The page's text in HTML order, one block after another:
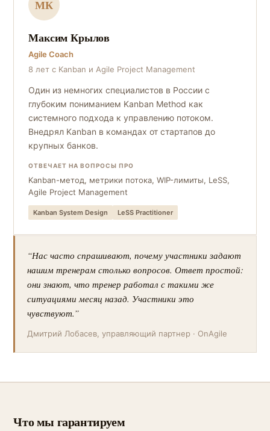
МК
Максим Крылов
Agile Coach
8 лет с Kanban и Agile Project Management
Один из немногих специалистов в России с
глубоким пониманием Kanban Method как
системного подхода к управлению потоком.
Внедрял Kanban в командах от стартапов до
крупных банков.
ОТВЕЧАЕТ НА ВОПРОСЫ ПРО
Kanban-метод, метрики потока, WIP-лимиты, LeSS,
Agile Project Management
Kanban System Design LeSS Practitioner
“Нас часто спрашивают, почему участники задают
нашим тренерам столько вопросов. Ответ простой:
они знают, что тренер работал с такими же
ситуациями месяц назад. Участники это
чувствуют.”
Дмитрий Лобасев, управляющий партнер · OnAgile
Что мы гарантируем